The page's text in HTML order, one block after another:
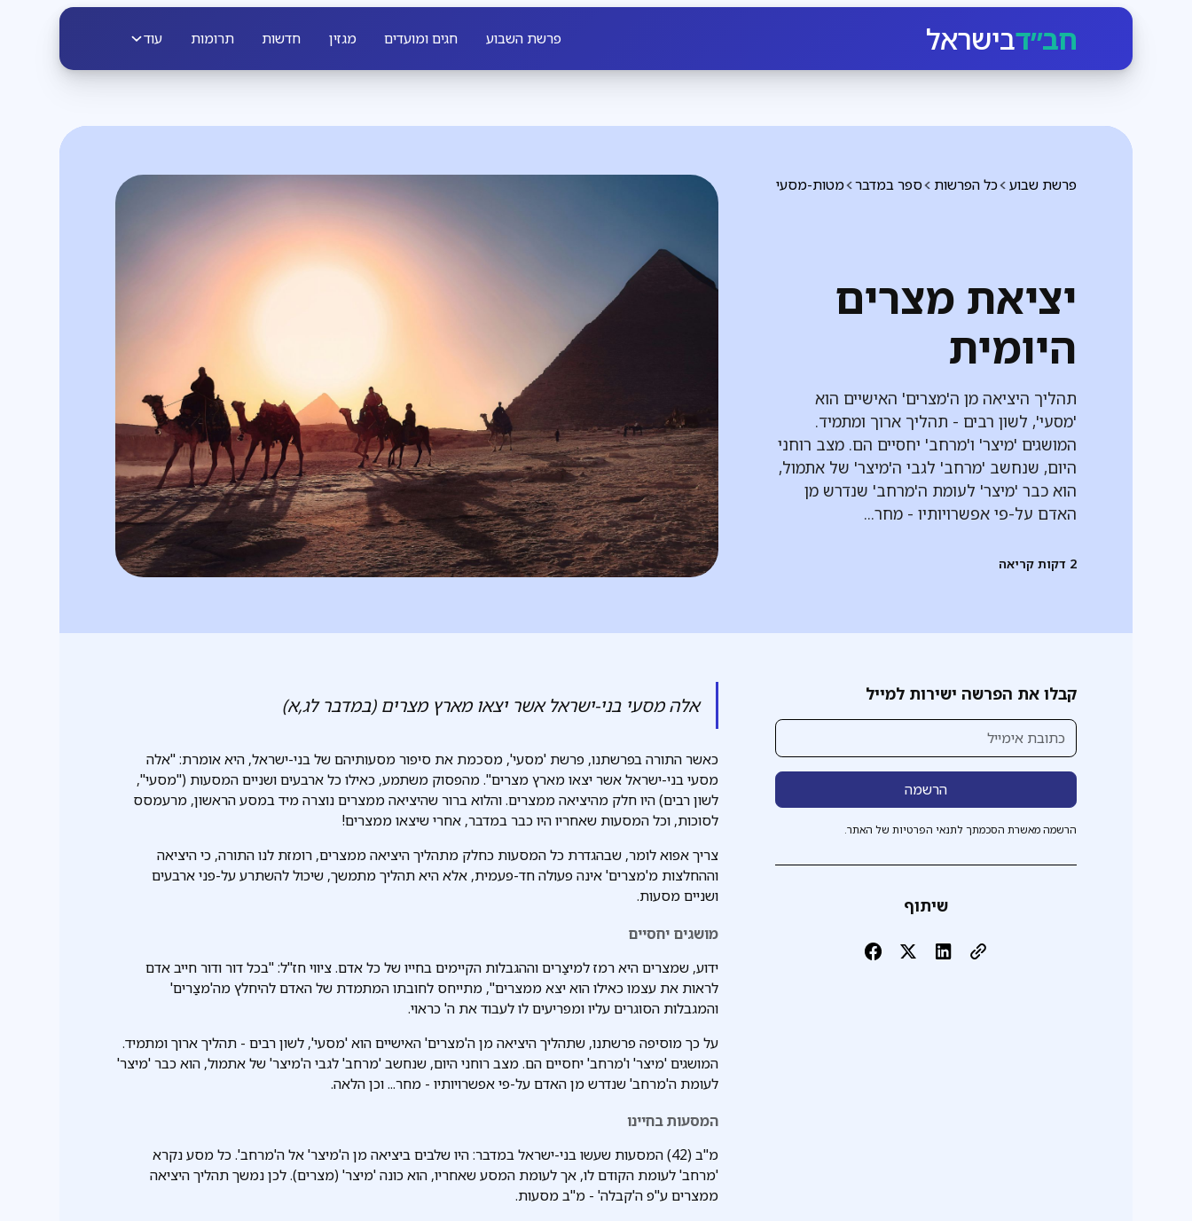
חב״דבישראל פרשת השבוע חגים ומועדים מגזין חדשות תרומות עוד
מטות-מסעי ספר במדבר כל הפרשות פרשת שבוע
יציאת מצרים
היומית
תהליך היציאה מן ה'מצרים' האישיים הוא
'מסעי', לשון רבים - תהליך ארוך ומתמיד.
המושגים 'מיצר' ו'מרחב' יחסיים הם. מצב רוחני
היום, שנחשב 'מרחב' לגבי ה'מיצר' של אתמול,
הוא כבר 'מיצר' לעומת ה'מרחב' שנדרש מן
האדם על-פי אפשרויותיו - מחר...
2 דקות קריאה
קבלו את הפרשה ישירות למייל
הרשמה מאשרת הסכמתך לתנאי הפרטיות של האתר.
שיתוף
אלה מסעי בני-ישראל אשר יצאו מארץ מצרים (במדבר לג,א)
כאשר התורה בפרשתנו, פרשת 'מסעי', מסכמת את סיפור מסעותיהם של בני-ישראל, היא אומרת: "אלה
מסעי בני-ישראל אשר יצאו מארץ מצרים". מהפסוק משתמע, כאילו כל ארבעים ושניים המסעות ("מסעי",
לשון רבים) היו חלק מהיציאה ממצרים. והלוא ברור שהיציאה ממצרים נוצרה מיד במסע הראשון, מרעמסס
לסוכות, וכל המסעות שאחריו היו כבר במדבר, אחרי שיצאו ממצרים!
צריך אפוא לומר, שבהגדרת כל המסעות כחלק מתהליך היציאה ממצרים, רומזת לנו התורה, כי היציאה
וההחלצות מ'מצרים' אינה פעולה חד-פעמית, אלא היא תהליך מתמשך, שיכול להשתרע על-פני ארבעים
ושניים מסעות.
מושגים יחסיים
ידוע, שמצרים היא רמז למיצַרים וההגבלות הקיימים בחייו של כל אדם. ציווי חז"ל: "בכל דור ודור חייב אדם
לראות את עצמו כאילו הוא יצא ממצרים", מתייחס לחובתו המתמדת של האדם להיחלץ מה'מצַרים'
והמגבלות הסוגרים עליו ומפריעים לו לעבוד את ה' כראוי.
על כך מוסיפה פרשתנו, שתהליך היציאה מן ה'מצרים' האישיים הוא 'מסעי', לשון רבים - תהליך ארוך ומתמיד.
המושגים 'מיצר' ו'מרחב' יחסיים הם. מצב רוחני היום, שנחשב 'מרחב' לגבי ה'מיצר' של אתמול, הוא כבר 'מיצר'
לעומת ה'מרחב' שנדרש מן האדם על-פי אפשרויותיו - מחר... וכן הלאה.
המסעות בחיינו
מ"ב (42) המסעות שעשו בני-ישראל במדבר: היו שלבים ביציאה מן ה'מיצר' אל ה'מרחב'. כל מסע נקרא
'מרחב' לעומת הקודם לו, אך לעומת המסע שאחריו, הוא כונה 'מיצר' (מצרים). לכן נמשך תהליך היציאה
ממצרים ע"פ ה'קבלה' - מ"ב מסעות.